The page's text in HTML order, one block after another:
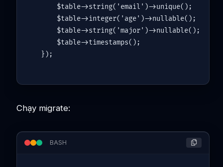
$table->string( 'email' )->unique();
$table->integer( 'age' )->nullable();
$table->string( 'major' )->nullable();
$table->timestamps();
Chạy migrate:
BASH